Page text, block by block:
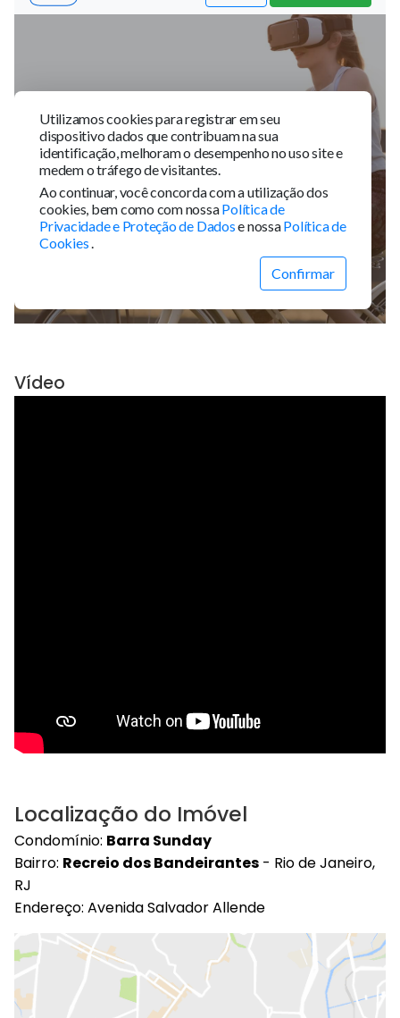
Vídeo
Localização do Imóvel
Condomínio: Barra Sunday
Bairro: Recreio dos Bandeirantes - Rio de Janeiro,
RJ
Endereço: Avenida Salvador Allende